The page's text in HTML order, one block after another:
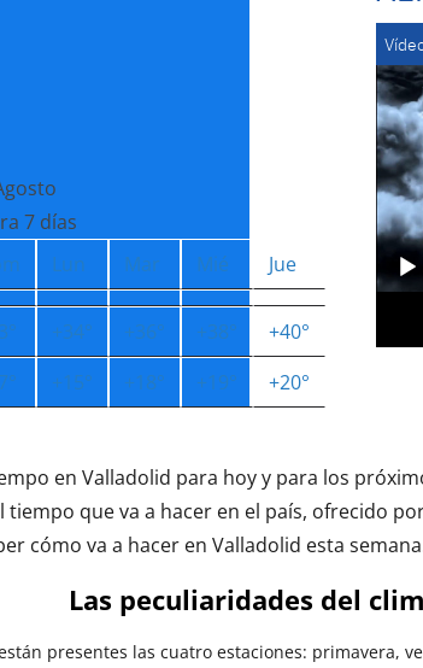
7 días
Lun Mar Mié Jue
+34° +36° +38° +40°
+15° +18° +19° +20°
en Valladolid para hoy y para los
tiempo que va a hacer en el país, ofrecido
cómo va a hacer en Valladolid esta
Las peculiaridades del
presentes las cuatro estaciones: primavera,